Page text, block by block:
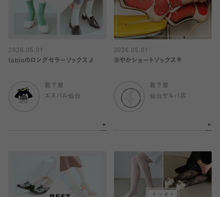
2026.05.01
tabioのロングセラーソックス🧦
靴下屋
エスパル仙台
2026.05.01
華やかショートソックス💐
靴下屋
仙台セルバ店